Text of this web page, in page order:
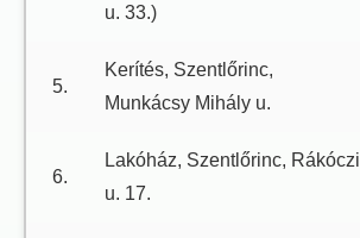
u. 33.)
5.
Kerítés, Szentlőrinc,
Munkácsy Mihály u.
6.
Lakóház, Szentlőrinc, Rákóczi
u. 17.